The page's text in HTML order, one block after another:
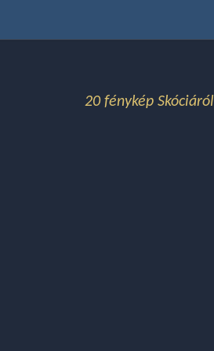
20 fénykép Skóciáról